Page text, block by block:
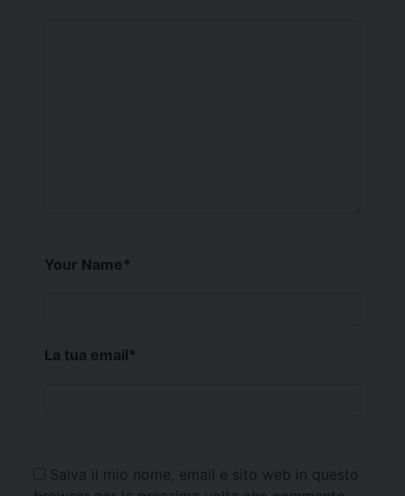
Your Name*
La tua email*
Salva il mio nome, email e sito web in questo